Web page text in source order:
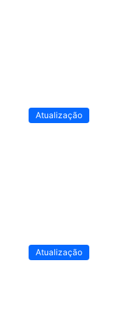
Atualização
Atualização